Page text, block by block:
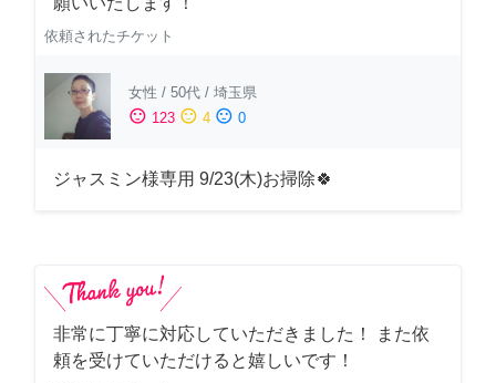
依頼されたチケット
女性 / 50代 / 埼玉県
sentiment_satisfied 123 sentiment_neutral 4 sentiment_dissatisfied 0
ジャスミン様専用 9/23(木)お掃除🍀
非常に丁寧に対応していただきました！ また依
頼を受けていただけると嬉しいです！